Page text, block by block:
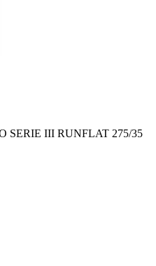
SERIE III RUNFLAT 275/35